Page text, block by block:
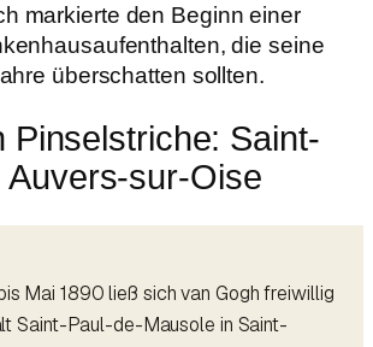
markierte den Beginn einer
die seine
überschatten sollten.
Pinselstriche: Saint-
Auvers-sur-Oise
Mai 1890 ließ sich van Gogh freiwillig
Saint-Paul-de-Mausole in Saint-